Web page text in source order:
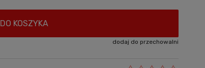
DO KOSZYKA
dodaj do przechowalni